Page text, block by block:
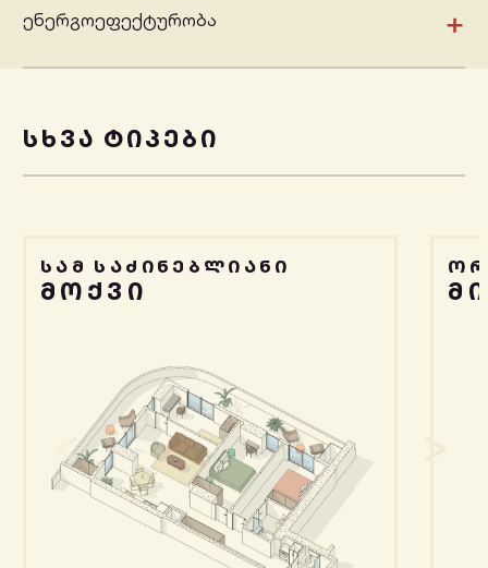
ენერგოეფექტურობა +
ᲡᲮᲕᲐ ᲢᲘᲞᲔᲑᲘ
ᲡᲐᲛ ᲡᲐᲫᲘᲜᲔᲑᲚᲘᲐᲜᲘ
ᲛᲝᲥᲕᲘ
ᲝᲠ